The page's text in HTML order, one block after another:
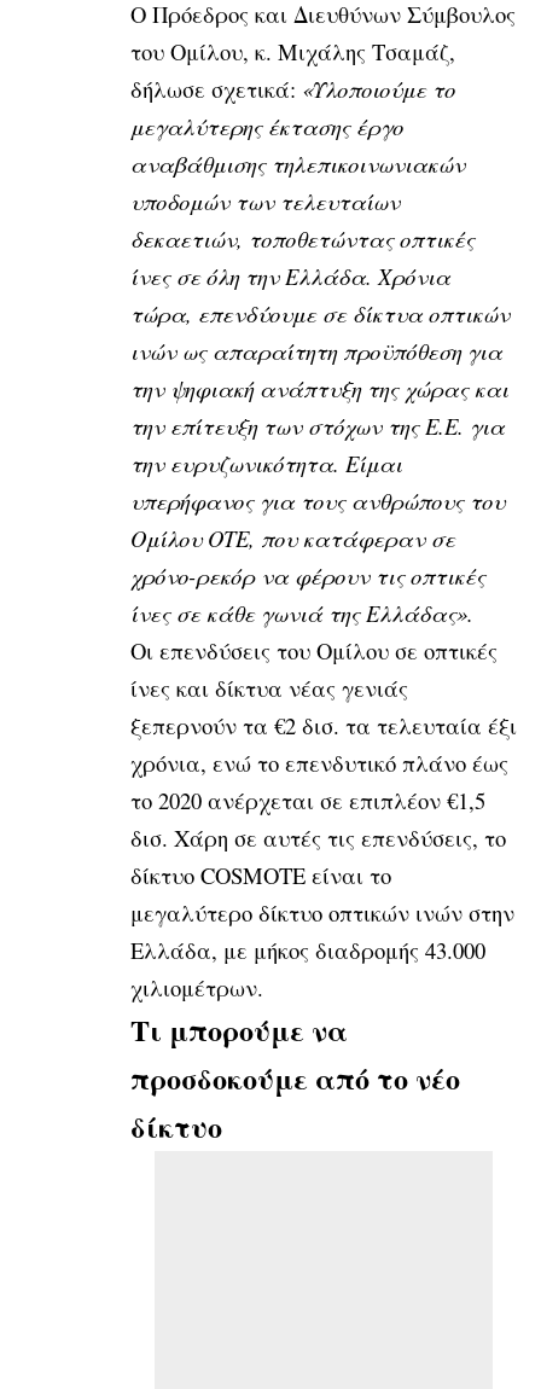
Ο Πρόεδρος και Διευθύνων Σύμβουλος
του Ομίλου, κ. Μιχάλης Τσαμάζ,
δήλωσε σχετικά: «Υλοποιούμε το
μεγαλύτερης έκτασης έργο
αναβάθμισης τηλεπικοινωνιακών
υποδομών των τελευταίων
δεκαετιών, τοποθετώντας οπτικές
ίνες σε όλη την Ελλάδα. Χρόνια
τώρα, επενδύουμε σε δίκτυα οπτικών
ινών ως απαραίτητη προϋπόθεση για
την ψηφιακή ανάπτυξη της χώρας και
την επίτευξη των στόχων της Ε.Ε. για
την ευρυζωνικότητα. Είμαι
υπερήφανος για τους ανθρώπους του
Ομίλου ΟΤΕ, που κατάφεραν σε
χρόνο-ρεκόρ να φέρουν τις οπτικές
ίνες σε κάθε γωνιά της Ελλάδας».
Οι επενδύσεις του Ομίλου σε οπτικές
ίνες και δίκτυα νέας γενιάς
ξεπερνούν τα €2 δισ. τα τελευταία έξι
χρόνια, ενώ το επενδυτικό πλάνο έως
το 2020 ανέρχεται σε επιπλέον €1,5
δισ. Χάρη σε αυτές τις επενδύσεις, το
δίκτυο COSMOTE είναι το
μεγαλύτερο δίκτυο οπτικών ινών στην
Ελλάδα, με μήκος διαδρομής 43.000
χιλιομέτρων.
Τι μπορούμε να
προσδοκούμε από το νέο
δίκτυο